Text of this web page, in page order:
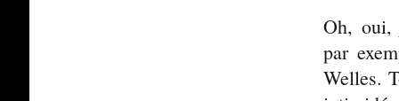
Oh, oui,
par
Welles.